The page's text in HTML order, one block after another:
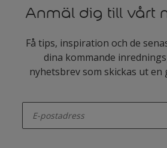
Anmäl dig till vårt
Få tips, inspiration och de
dina kommande
nyhetsbrev som skickas ut en